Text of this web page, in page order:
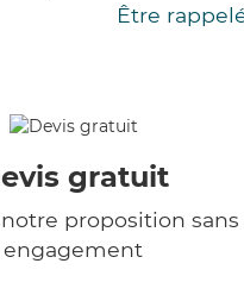
Être
gratuit
notre proposition sans
engagement